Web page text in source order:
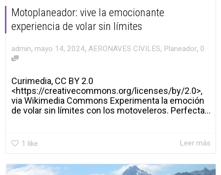
Motoplaneador: vive la emocionante
experiencia de volar sin límites
admin, mayo 14, 2024, AERONAVES CIVILES, Planeador, 0
Curimedia, CC BY 2.0
<https://creativecommons.org/licenses/by/2.0>,
via Wikimedia Commons Experimenta la emoción
de volar sin límites con los motoveleros. Perfecta...
1 like Leer más